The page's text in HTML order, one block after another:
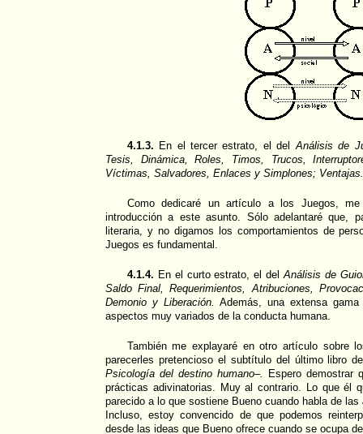
4.1.3. En el tercer estrato, el delAnálisis de
Tesis, Dinámica, Roles, Timos, Trucos,
Víctimas, Salvadores, Enlaces y Simplones; Ventajas.
Como dedicaré un artículo a los Juegos,
introducción a este asunto. Sólo adelantaré que,
literaria, y no digamos los comportamientos de
Juegos es fundamental.
4.1.4. En el curto estrato, el delAnálisis de
Saldo Final, Requerimientos, Atribuciones,
Demonio y Liberación. Además, una extensa
aspectos muy variados de la conducta humana.
También me explayaré en otro artículo sobre
parecerles pretencioso el subtítulo del último libro
Psicología del destino humano–.
Espero demostrar
prácticas adivinatorias. Muy al contrario. Lo que él
parecido a lo que sostiene Bueno cuando habla de las
Incluso, estoy convencido de que podemos
desde las ideas que Bueno ofrece cuando se ocupa